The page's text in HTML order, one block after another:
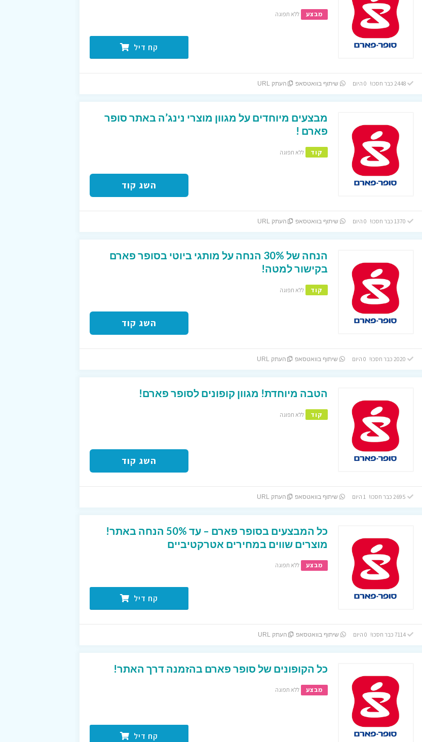
מבצע ללא תפוגה
קח דיל
2448 כבר חסכו! 0 היום שיתוף בוואטסאפ העתק URL
מבצעים מיוחדים על מגוון מוצרי נינג’ה באתר סופר
פארם !
קוד ללא תפוגה
השג קוד
שיתוף בוואטסאפ העתק URL
הנחה של 30% הנחה על מותגי ביוטי בסופר פארם
בקישור למטה!
קוד ללא תפוגה
השג קוד
שיתוף בוואטסאפ העתק URL
הטבה מיוחדת! מגוון קופונים לסופר פארם!
קוד ללא תפוגה
השג קוד
שיתוף בוואטסאפ העתק URL
כל המבצעים בסופר פארם – עד 50% הנחה באתר!
מוצרים שווים במחירים אטרקטיביים
מבצע ללא תפוגה
קח דיל
7114 כבר חסכו! 0 היום שיתוף בוואטסאפ העתק URL
כל הקופונים של סופר פארם בהזמנה דרך האתר!
מבצע ללא תפוגה
קח דיל